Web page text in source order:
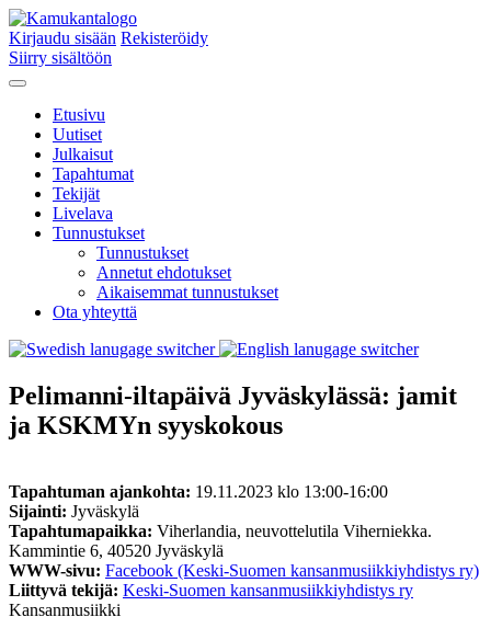
Kirjaudu sisään Rekisteröidy
Siirry sisältöön
Etusivu
Uutiset
Julkaisut
Tapahtumat
Tekijät
Livelava
Tunnustukset
Tunnustukset
Annetut ehdotukset
Aikaisemmat tunnustukset
Ota yhteyttä
Pelimanni-iltapäivä Jyväskylässä: jamit
ja KSKMYn syyskokous
Tapahtuman ajankohta: 19.11.2023 klo 13:00-16:00
Sijainti: Jyväskylä
Tapahtumapaikka: Viherlandia, neuvottelutila Viherniekka.
Kammintie 6, 40520 Jyväskylä
WWW-sivu: Facebook (Keski-Suomen kansanmusiikkiyhdistys ry)
Liittyvä tekijä: Keski-Suomen kansanmusiikkiyhdistys ry
Kansanmusiikki